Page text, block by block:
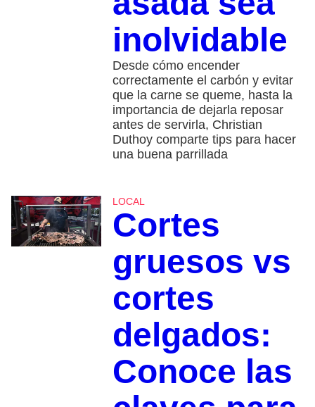
inolvidable
Desde cómo encender
correctamente el carbón y evitar
que la carne se queme, hasta la
importancia de dejarla reposar
antes de servirla, Christian
Duthoy comparte tips para hacer
una buena parrillada
LOCAL
Cortes
gruesos vs
cortes
delgados:
Conoce las